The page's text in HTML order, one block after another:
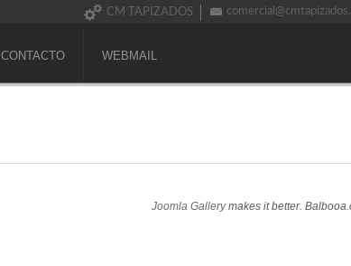
CM TAPIZADOS
CONTACTO WEBMAIL
Joomla Gallerymakes it better.